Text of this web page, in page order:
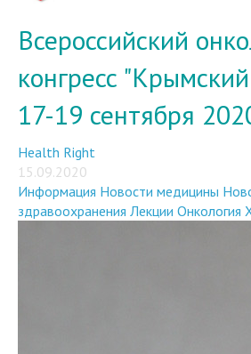
конгресс
17-19 сентября
15.09.2020
Информация
здравоохранения Лекции Онкология